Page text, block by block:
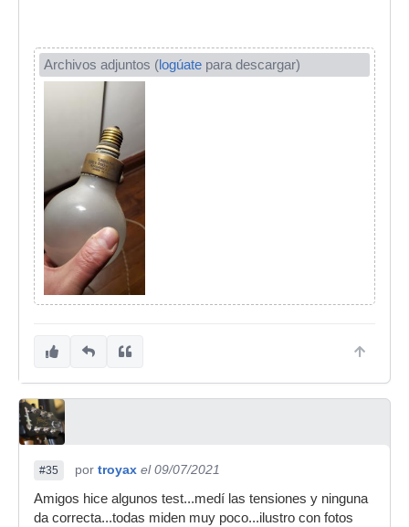
Archivos adjuntos (logúate para descargar)
#35 por troyax el 09/07/2021
Amigos hice algunos test...medí las tensiones y ninguna
da correcta...todas miden muy poco...ilustro con fotos